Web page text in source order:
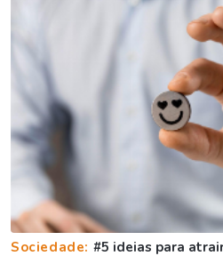
Sociedade: #5 ideias para